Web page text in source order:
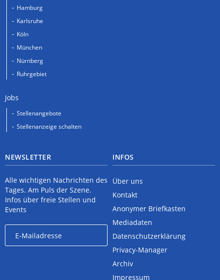
Hamburg
Karlsruhe
Köln
München
Nürnberg
Ruhrgebiet
Jobs
Stellenangebote
Stellenanzeige schalten
NEWSLETTER
Alle wichtigen Nachrichten des
Tages. Am Puls der Szene.
Infos über freie Stellen und
Events
INFOS
Über uns
Kontakt
Anonymer Briefkasten
Mediadaten
Datenschutzerklärung
Privacy-Manager
Archiv
Impressum